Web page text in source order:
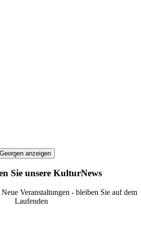
anzeigen
Sie unsere KulturNews
Veranstaltungen - bleiben Sie auf dem
Laufenden